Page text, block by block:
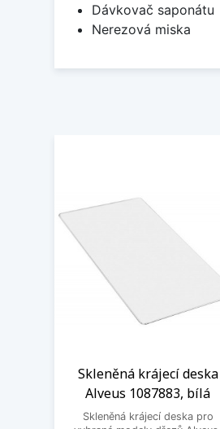
Dávkovač saponátu
Nerezová miska
Skleněná krájecí deska
Alveus 1087883, bílá
Skleněná krájecí deska pro